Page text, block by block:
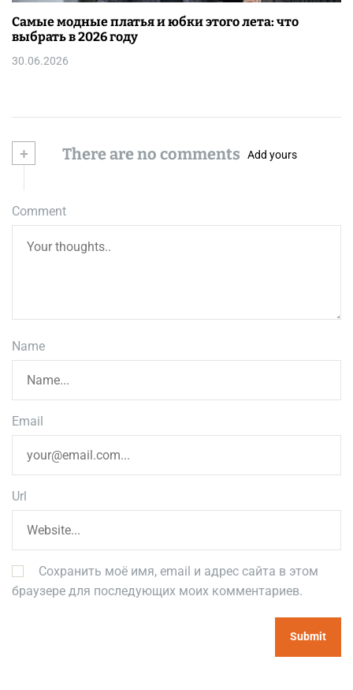
Самые модные платья и юбки этого лета: что
выбрать в 2026 году
30.06.2026
+ There are no comments Add yours
Comment
Name
Email
Url
Сохранить моё имя, email и адрес сайта в этом
браузере для последующих моих комментариев.